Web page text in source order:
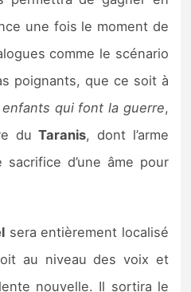
une fois le moment de
comme le scénario
poignants, que ce soit à
qui font la guerre,
duTaranis, dont l’arme
sacrifice d’une âme pour
sera entièrement localisé
au niveau des voix et
nouvelle. Il sortira le